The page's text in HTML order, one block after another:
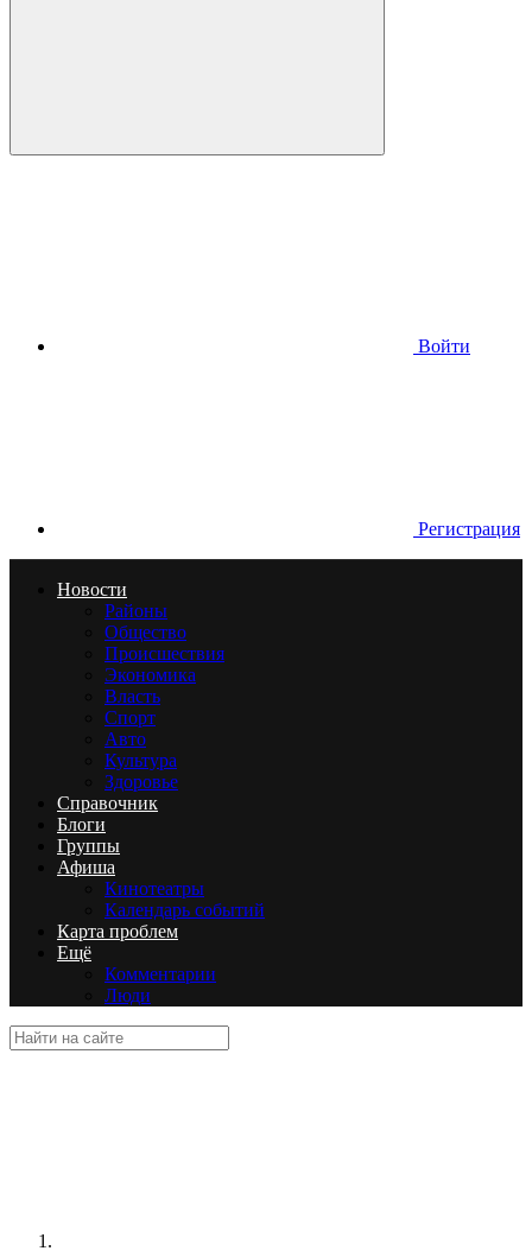
Войти
Регистрация
Новости
Районы
Общество
Происшествия
Экономика
Власть
Спорт
Авто
Культура
Здоровье
Справочник
Блоги
Группы
Афиша
Кинотеатры
Календарь событий
Карта проблем
Ещё
Комментарии
Люди